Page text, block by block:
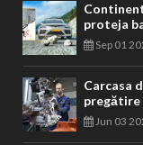
proteja
Sep 01
Carcasa
pregătire
Jun 03